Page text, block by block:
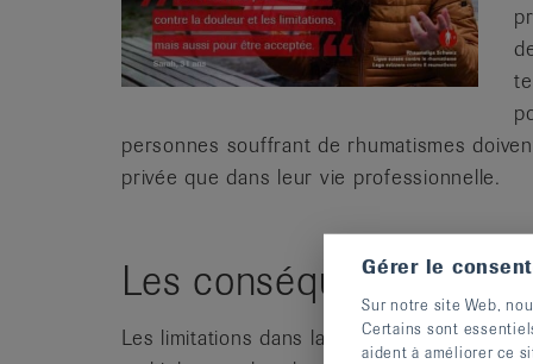
personnes souffrant de rhumatismes
privée que dans leur vie professionnelle.
Les conséquences
Les limitations dans la vie quotidienne sont
Gérer le
Sur notre site Web,
Certains sont
aident à améliorer ce